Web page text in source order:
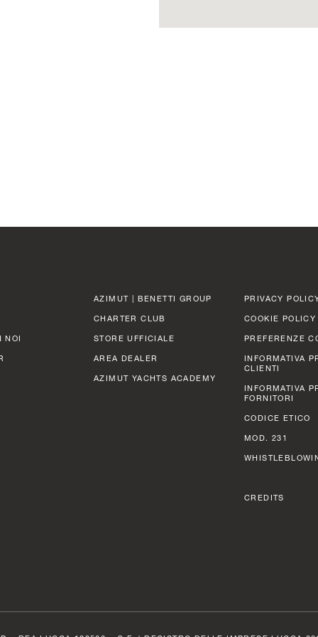
NOI
AZIMUT | BENETTI GROUP
CHARTER CLUB
STORE UFFICIALE
AREA DEALER
AZIMUT YACHTS ACADEMY
PRIVACY
COOKIE POLICY
PREFERENZE
INFORMATIVA
CLIENTI
INFORMATIVA
FORNITORI
CODICE ETICO
MOD. 231
CREDITS